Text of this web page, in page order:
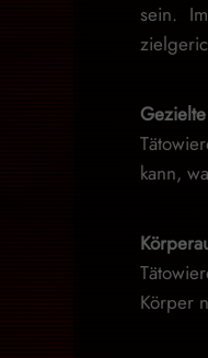
sein.
kann,
Körper